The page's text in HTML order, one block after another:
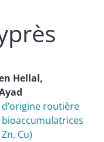
Hellal,
routière
Cu)